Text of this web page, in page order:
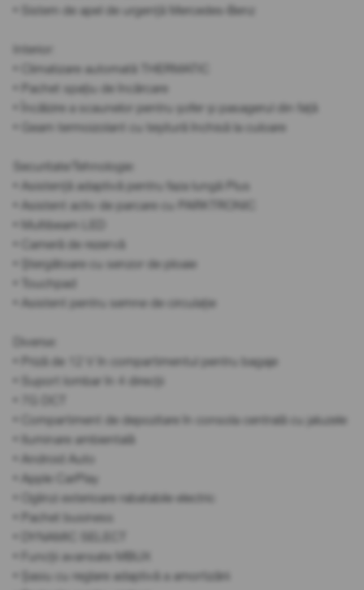
• Sistem de apel de urgență Mercedes-Benz
Interior:
• Climatizare automată THERMATIC
• Pachet spațiu de încărcare
• Încălzire a scaunelor pentru șofer și pasagerul din față
• Geam termoizolant cu teșitură închisă la culoare
Securitate/Tehnologie:
• Asistență adaptivă pentru faza lungă Plus
• Asistent activ de parcare cu PARKTRONIC
• Multibeam LED
• Cameră de rezervă
• Ștergătoare cu senzor de ploaie
• Touchpad
• Asistent pentru semne de circulație
Diverse:
• Priză de 12 V în compartimentul pentru bagaje
• Suport lombar în 4 direcții
• Compartiment de depozitare în consola centrală cu jaluzele
• Iluminare ambientală
• Android Auto
• Apple CarPlay
• Oglinzi exterioare rabatabile electric
• Pachet business
• DYNAMIC SELECT
• Funcții avansate MBUX
• Șasiu cu reglare adaptivă a amortizării